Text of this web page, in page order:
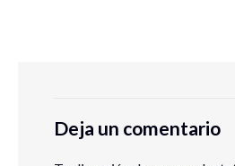
Deja un comentario